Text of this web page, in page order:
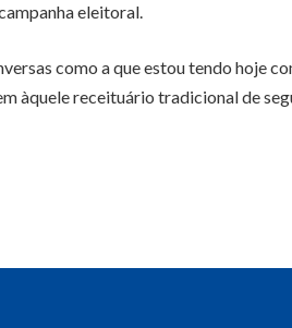
eleitoral.
como a que estou tendo hoje
àquele receituário tradicional de